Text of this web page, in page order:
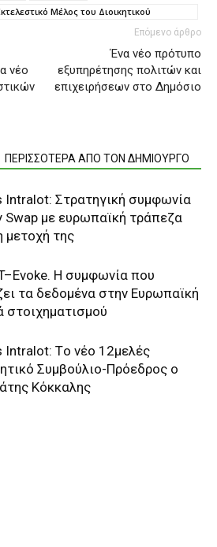
Μέλος του Διοικητικού
νέο
Επόμενο άρθρο
Ένα νέο πρότυπο
εξυπηρέτησης πολιτών και
επιχειρήσεων στο Δημόσιο
ΠΕΡΙΣΣΟΤΕΡΑ ΑΠΟ ΤΟΝ ΔΗΜΙΟΥΡΓΟ
Intralot: Στρατηγική συμφωνία
Swap με ευρωπαϊκή τράπεζα
μετοχή της
Η συμφωνία που
τα δεδομένα στην Ευρωπαϊκή
στοιχηματισμού
Intralot: Tο νέο 12μελές
Συμβούλιο-Πρόεδρος ο
Κόκκαλης